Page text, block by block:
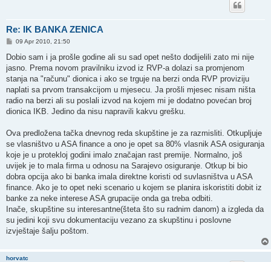
Re: IK BANKA ZENICA
P
s
09 Apr 2010, 21:50
Dobio sam i ja prošle godine ali su sad opet nešto dodijelili zato mi nije
jasno. Prema novom pravilniku izvod iz RVP-a dolazi sa promjenom
stanja na "računu" dionica i ako se trguje na berzi onda RVP proviziju
naplati sa prvom transakcijom u mjesecu. Ja prošli mjesec nisam ništa
radio na berzi ali su poslali izvod na kojem mi je dodatno povećan broj
dionica IKB. Jedino da nisu napravili kakvu grešku.
Ova predložena tačka dnevnog reda skupštine je za razmisliti. Otkupljuje
se vlasništvo u ASA finance a ono je opet sa 80% vlasnik ASA osiguranja
koje je u protekloj godini imalo značajan rast premije. Normalno, još
uvijek je to mala firma u odnosu na Sarajevo osiguranje. Otkup bi bio
dobra opcija ako bi banka imala direktne koristi od suvlasništva u ASA
finance. Ako je to opet neki scenario u kojem se planira iskoristiti dobit iz
banke za neke interese ASA grupacije onda ga treba odbiti.
Inače, skupštine su interesantne(šteta što su radnim danom) a izgleda da
su jedini koji svu dokumentaciju vezano za skupštinu i poslovne
izvještaje šalju poštom.
horvatc